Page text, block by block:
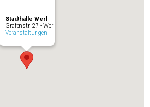
Stadthalle Werl
Grafenstr. 27 - Werl
Veranstaltungen